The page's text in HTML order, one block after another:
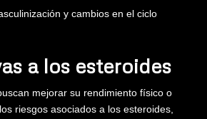
y cambios en el ciclo
a los esteroides
mejorar su rendimiento físico o
riesgos asociados a los esteroides,